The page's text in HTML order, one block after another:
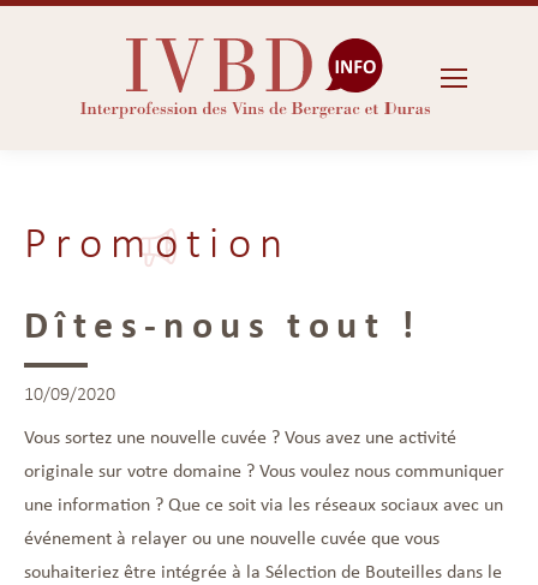
Promotion
Dîtes-nous tout !
10/09/2020
Vous sortez une nouvelle cuvée ? Vous avez une activité
originale sur votre domaine ? Vous voulez nous communiquer
une information ? Que ce soit via les réseaux sociaux avec un
événement à relayer ou une nouvelle cuvée que vous
souhaiteriez être intégrée à la Sélection de Bouteilles dans le